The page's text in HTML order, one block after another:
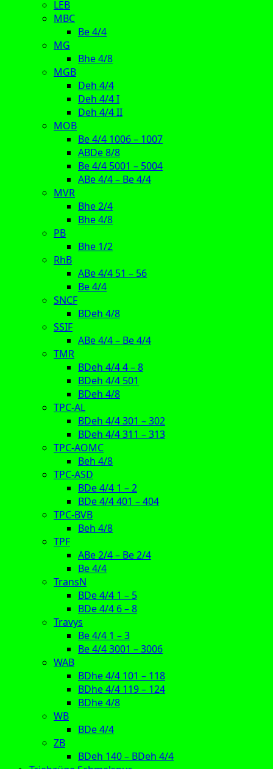
LEB
MBC
Be 4/4
MG
Bhe 4/8
MGB
Deh 4/4
Deh 4/4 I
Deh 4/4 II
MOB
Be 4/4 1006 – 1007
ABDe 8/8
Be 4/4 5001 – 5004
ABe 4/4 – Be 4/4
MVR
Bhe 2/4
Bhe 4/8
PB
Bhe 1/2
RhB
ABe 4/4 51 – 56
Be 4/4
SNCF
BDeh 4/8
SSIF
ABe 4/4 – Be 4/4
TMR
BDeh 4/4 4 – 8
BDeh 4/4 501
BDeh 4/8
TPC-AL
BDeh 4/4 301 – 302
BDeh 4/4 311 – 313
TPC-AOMC
Beh 4/8
TPC-ASD
BDe 4/4 1 – 2
BDe 4/4 401 – 404
TPC-BVB
Beh 4/8
TPF
ABe 2/4 – Be 2/4
Be 4/4
TransN
BDe 4/4 1 – 5
BDe 4/4 6 – 8
Travys
Be 4/4 1 – 3
Be 4/4 3001 – 3006
WAB
BDhe 4/4 101 – 118
BDhe 4/4 119 – 124
BDhe 4/8
WB
BDe 4/4
ZB
BDeh 140 – BDeh 4/4